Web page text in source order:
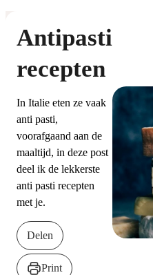
Antipasti
recepten
In Italie eten ze vaak
anti pasti,
voorafgaand aan de
maaltijd, in deze post
deel ik de lekkerste
anti pasti recepten
met je.
Delen
Print